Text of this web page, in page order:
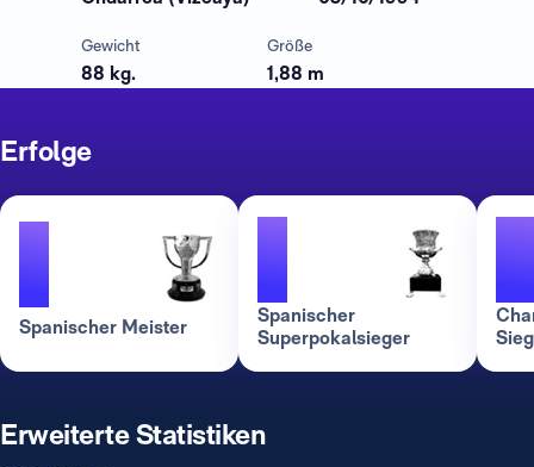
Gewicht
88 kg.
Größe
1,88 m
Erfolge
1
Spanischer Meister
1
Spanischer
Superpokalsieger
Erweiterte Statistiken